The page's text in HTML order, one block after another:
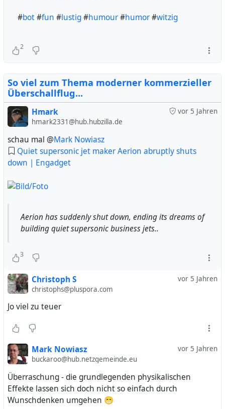
#bot#fun #lustig#humour#humor#witzig
2
So viel zum Thema moderner kommerzieller
Überschallflug...
vor 5 Jahren
Hmark
hmark2331@hub.hubzilla.de
schau mal @Mark Nowiasz
Quiet supersonic jet maker Aerion abruptly shuts
down | Engadget
Aerion has suddenly shut down, ending its dreams of
building quiet supersonic business jets..
3
vor 5 Jahren
Christoph S
christophs@pluspora.com
Jo viel zu teuer
vor 5 Jahren
Mark Nowiasz
buckaroo@hub.netzgemeinde.eu
Überraschung - die grundlegenden physikalischen
Effekte lassen sich doch nicht so einfach durch
Wunschdenken umgehen 😁